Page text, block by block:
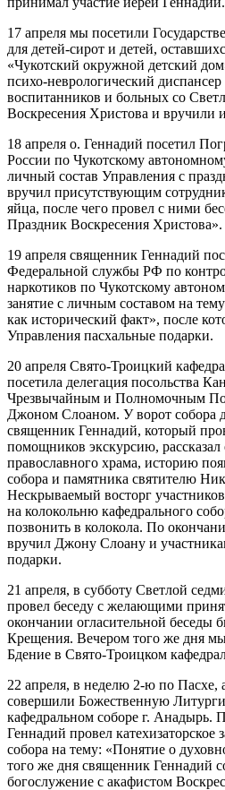
17 апреля мы посетили
для детей-сирот и детей,
«Чукотский окружной детский
психо-неврологический
воспитанников и больных со
Воскресения Христова и вручили
18 апреля о. Геннадий посетил
России по Чукотскому
личный состав Управления с
вручил присутствующим
яйца, после чего провел с ними
Праздник Воскресения Христова».
19 апреля священник Геннадий
Федеральной службы РФ по
наркотиков по Чукотскому
занятие с личным составом на
как исторический факт», после
Управления пасхальные подарки.
20 апреля Свято-Троицкий
посетила делегация посольства
Чрезвычайным и Полномочным
Джоном Слоаном. У ворот собора
священник Геннадий, который
помощников экскурсию, рассказал
православного храма, историю
собора и памятника святителю
Нескрываемый восторг
на колокольню кафедрального
позвонить в колокола. По
вручил Джону Слоану и
подарки.
21 апреля, в субботу Светлой
провел беседу с желающими
окончании огласительной беседы
Крещения. Вечером того же дня
Бдение в Свято-Троицком
22 апреля, в неделю 2-ю по
совершили Божественную
кафедральном соборе г. Анадырь.
Геннадий провел катехизаторское
собора на тему: «Понятие о
того же дня священник Геннадий
богослужение с акафистом